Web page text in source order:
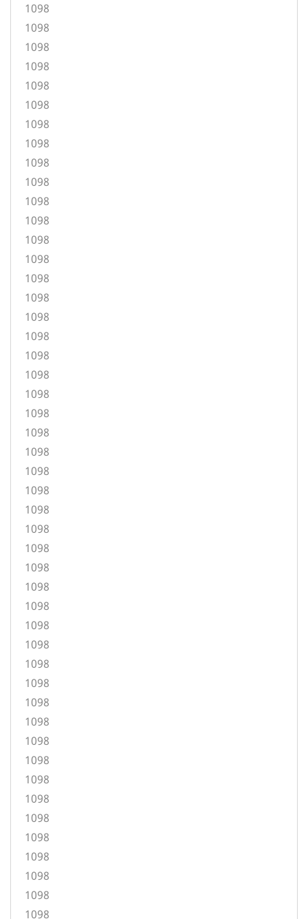
1098
1098
1098
1098
1098
1098
1098
1098
1098
1098
1098
1098
1098
1098
1098
1098
1098
1098
1098
1098
1098
1098
1098
1098
1098
1098
1098
1098
1098
1098
1098
1098
1098
1098
1098
1098
1098
1098
1098
1098
1098
1098
1098
1098
1098
1098
1098
1098